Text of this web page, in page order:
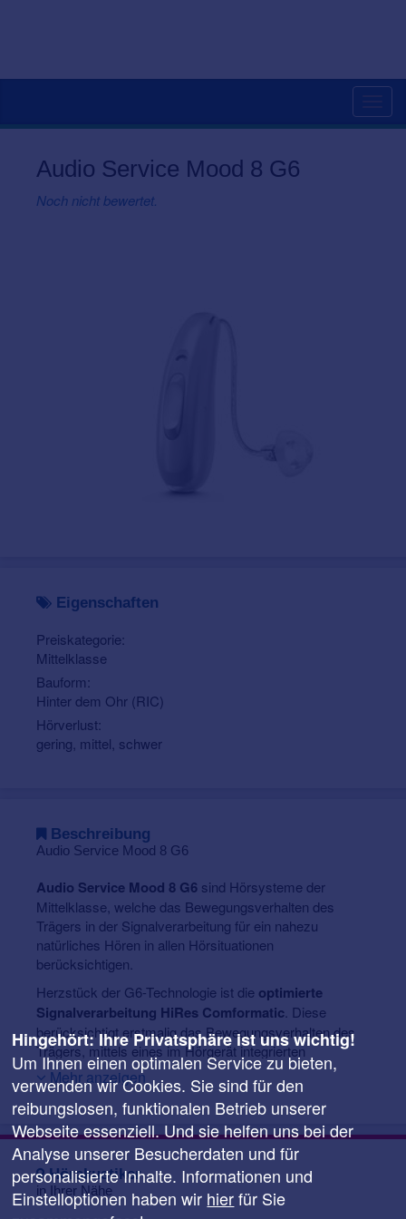
Audio Service Mood 8 G6
Noch nicht bewertet.
Eigenschaften
Preiskategorie:
Mittelklasse
Bauform:
Hinter dem Ohr (RIC)
Hörverlust:
gering, mittel, schwer
Beschreibung
Audio Service Mood 8 G6
Audio Service Mood 8 G6 sind Hörsysteme der
Mittelklasse, welche das Bewegungsverhalten des
Trägers in der Signalverarbeitung für ein nahezu
natürliches Hören in allen Hörsituationen
berücksichtigen.
Herzstück der G6-Technologie ist die optimierte
Signalverarbeitung HiRes Comformatic . Diese
berücksichtigt erstmalig das Bewegungsverhalten des
Trägers, mittels eines im Hörgerät integrierten
Bewegungssensors. Anhand der Kopfbewegung und
damit Ausrichtung zu Geräuschkulissen oder
Gesprächspartnern erkennen die Hörsysteme was
Trägern im jeweiligen Moment wichtig ist zu hören und
unterstützen ihn dabei mit einem entsprechenden
Hörprogramm. Dazu stehen G6 mehr als 120
vordefinierte Hörprogramme zur Verfügung die
automatisch entsprechend der Hörumgebung eingestellt
Mehr anzeigen
Hörakustiker
in Ihrer Nähe
Hingehört: Ihre Privatsphäre ist uns wichtig!
Um Ihnen einen optimalen Service zu bieten,
verwenden wir Cookies. Sie sind für den
reibungslosen, funktionalen Betrieb unserer
Webseite essenziell. Und sie helfen uns bei der
Analyse unserer Besucherdaten und für
personalisierte Inhalte. Informationen und
Einstelloptionen haben wir hierfür Sie